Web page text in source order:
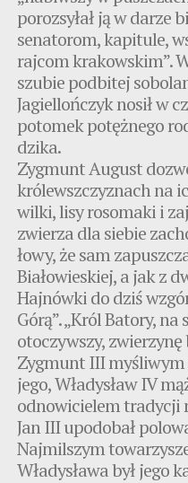
porozsyłał ją w darze
senatorom, kapitule,
rajcom krakowskim”.
szubie podbitej
Jagiellończyk nosił w
potomek potężnego
dzika.
Zygmunt August
królewszczyznach na
wilki, lisy rosomaki i
zwierza dla siebie
łowy, że sam
Białowieskiej, a jak z
Hajnówki do dziś
Górą”. „Król Batory,
otoczywszy, zwierzynę
Zygmunt III myśliwym
jego, Władysław IV
odnowicielem tradycji
Jan III upodobał
Najmilszym
Władysława był jego